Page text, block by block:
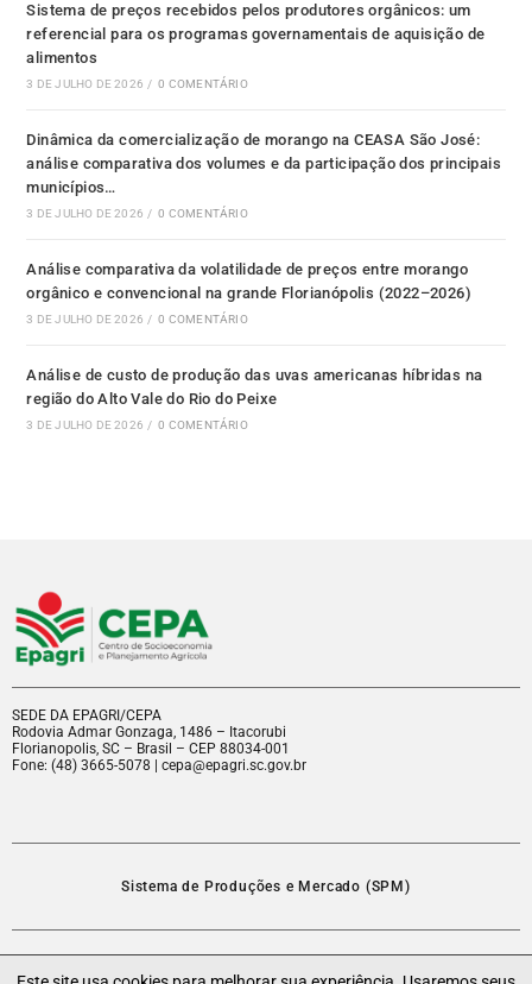
Sistema de preços recebidos pelos produtores orgânicos: um
referencial para os programas governamentais de aquisição de
alimentos
3 DE JULHO DE 2026 / 0 COMENTÁRIO
Dinâmica da comercialização de morango na CEASA São José:
análise comparativa dos volumes e da participação dos principais
municípios…
3 DE JULHO DE 2026 / 0 COMENTÁRIO
Análise comparativa da volatilidade de preços entre morango
orgânico e convencional na grande Florianópolis (2022–2026)
3 DE JULHO DE 2026 / 0 COMENTÁRIO
Análise de custo de produção das uvas americanas híbridas na
região do Alto Vale do Rio do Peixe
3 DE JULHO DE 2026 / 0 COMENTÁRIO
SEDE DA EPAGRI/CEPA
Rodovia Admar Gonzaga, 1486 – Itacorubi
Florianopolis, SC – Brasil – CEP 88034-001
Fone: (48) 3665-5078 | cepa@epagri.sc.gov.br
Sistema de Produções e Mercado (SPM)
EpagriNet